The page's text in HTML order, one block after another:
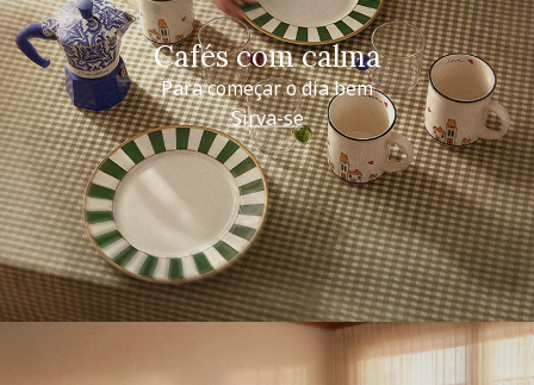
Cafés com calma
Para começar o dia bem
Sirva-se